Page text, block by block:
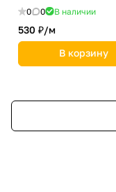
0 0 В наличии
530 ₽/м
В корзину